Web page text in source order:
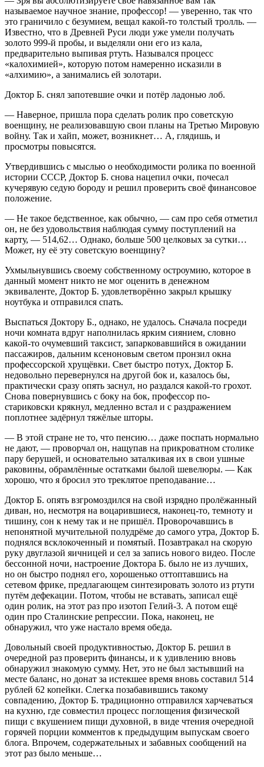
называемое научное знание, профессор! — уверенно, так что
это граничило с безумием, вещал какой-то толстый тролль. —
Известно, что в Древней Руси люди уже умели получать
золото 999-й пробы, и выделяли они его из кала,
предварительно выпивая ртуть. Назывался процесс
«калохимией», которую потом намеренно исказили в
«алхимию», а занимались ей золотари.
Доктор Б. снял запотевшие очки и потёр ладонью лоб.
— Наверное, пришла пора сделать ролик про советскую
военщину, не реализовавшую свои планы на Третью Мировую
войну. Так и хайп, может, возникнет… А, глядишь, и
просмотры повысятся.
Утвердившись с мыслью о необходимости ролика по военной
истории СССР, Доктор Б. снова нацепил очки, почесал
кучерявую седую бороду и решил проверить своё финансовое
положение.
— Не такое бедственное, как обычно, — сам про себя отметил
он, не без удовольствия наблюдая сумму поступлений на
карту, — 514,62… Однако, больше 500 целковых за сутки…
Может, ну её эту советскую военщину?
Ухмыльнувшись своему собственному остроумию, которое в
данный момент никто не мог оценить в денежном
эквиваленте, Доктор Б. удовлетворённо закрыл крышку
ноутбука и отправился спать.
Выспаться Доктору Б., однако, не удалось. Сначала посреди
ночи комната вдруг наполнилась ярким сиянием, словно
какой-то очумевший таксист, запарковавшийся в ожидании
пассажиров, дальним ксеноновым светом пронзил окна
профессорской хрущёвки. Свет быстро потух, Доктор Б.
недовольно перевернулся на другой бок и, казалось бы,
практически сразу опять заснул, но раздался какой-то грохот.
Снова повернувшись с боку на бок, профессор по-
стариковски крякнул, медленно встал и с раздражением
поплотнее задёрнул тяжёлые шторы.
— В этой стране не то, что пенсию… даже поспать нормально
не дают, — проворчал он, нащупав на прикроватном столике
пару берушей, и основательно заталкивая их в свои ушные
раковины, обрамлённые остатками былой шевелюры. — Как
хорошо, что я бросил это треклятое преподавание…
Доктор Б. опять взгромоздился на свой изрядно пролёжанный
диван, но, несмотря на воцарившиеся, наконец-то, темноту и
тишину, сон к нему так и не пришёл. Проворочавшись в
непонятной мучительной полудрёме до самого утра, Доктор Б.
поднялся всклокоченный и помятый. Позавтракал на скорую
руку двуглазой яичницей и сел за запись нового видео. После
бессонной ночи, настроение Доктора Б. было не из лучших,
но он быстро поднял его, хорошенько оттоптавшись на
сетевом фрике, предлагающем синтезировать золото из ртути
путём дефекации. Потом, чтобы не вставать, записал ещё
один ролик, на этот раз про изотоп Гелий-3. А потом ещё
один про Сталинские репрессии. Пока, наконец, не
обнаружил, что уже настало время обеда.
Довольный своей продуктивностью, Доктор Б. решил в
очередной раз проверить финансы, и к удивлению вновь
обнаружил знакомую сумму. Нет, это не был застывший на
месте баланс, но донат за истекшее время вновь составил 514
рублей 62 копейки. Слегка позабавившись такому
совпадению, Доктор Б. традиционно отправился харчеваться
на кухню, где совместил процесс поглощения физической
пищи с вкушением пищи духовной, в виде чтения очередной
горячей порции комментов к предыдущим выпускам своего
блога. Впрочем, содержательных и забавных сообщений на
этот раз было меньше…